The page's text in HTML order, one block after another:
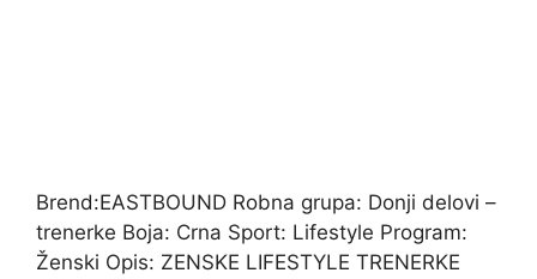
Brend:EASTBOUND Robna grupa: Donji delovi –
trenerke Boja: Crna Sport: Lifestyle Program:
Ženski Opis: ZENSKE LIFESTYLE TRENERKE